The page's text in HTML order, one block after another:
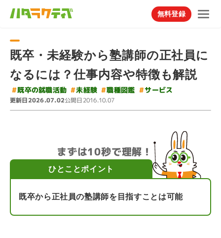
無料登録
既卒・未経験から塾講師の正社員に
なるには？仕事内容や特徴も解説
#既卒の就職活動 #未経験 #職種図鑑 #サービス
更新日2026.07.02公開日2016.10.07
まずは10秒で理解！
ひとことポイント
既卒から正社員の塾講師を目指すことは可能